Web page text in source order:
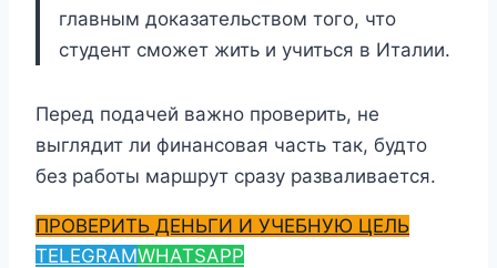
главным доказательством того, что
студент сможет жить и учиться в Италии.
Перед подачей важно проверить, не
выглядит ли финансовая часть так, будто
без работы маршрут сразу разваливается.
ПРОВЕРИТЬ ДЕНЬГИ И УЧЕБНУЮ ЦЕЛЬ
TELEGRAMWHATSAPP